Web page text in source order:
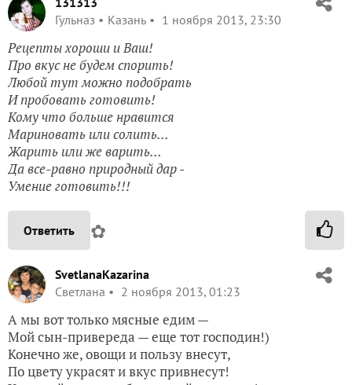
Гульназ
Казань 1 ноября 2013, 23:30
Рецепты хороши и Ваш!
Про вкус не будем спорить!
Любой тут можно подобрать
И пробовать готовить!
Кому что больше нравится
Мариновать или солить...
Жарить или же варить...
Да все-равно природный дар -
Умение готовить!!!
Ответить ✿
SvetlanaKazarina
Светлана
2 ноября 2013, 01:23
А мы вот только мясные едим —
Мой сын-привереда — еще тот господин!)
Конечно же, овощи и пользу внесут,
По цвету украсят и вкус привнесут!